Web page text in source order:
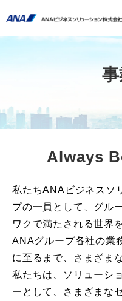
解
実
Always
私たちANAビジネスソ
プの一員として、グル
ワクで満たされる世界
ANAグループ各社の業
に至るまで、さまざま
私たちは、ソリューシ
ーとして、さまざまな